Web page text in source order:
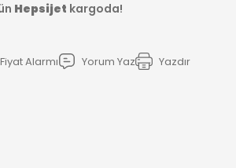
Hepsijet kargoda!
Fiyat Alarmı Yorum Yaz Yazdır